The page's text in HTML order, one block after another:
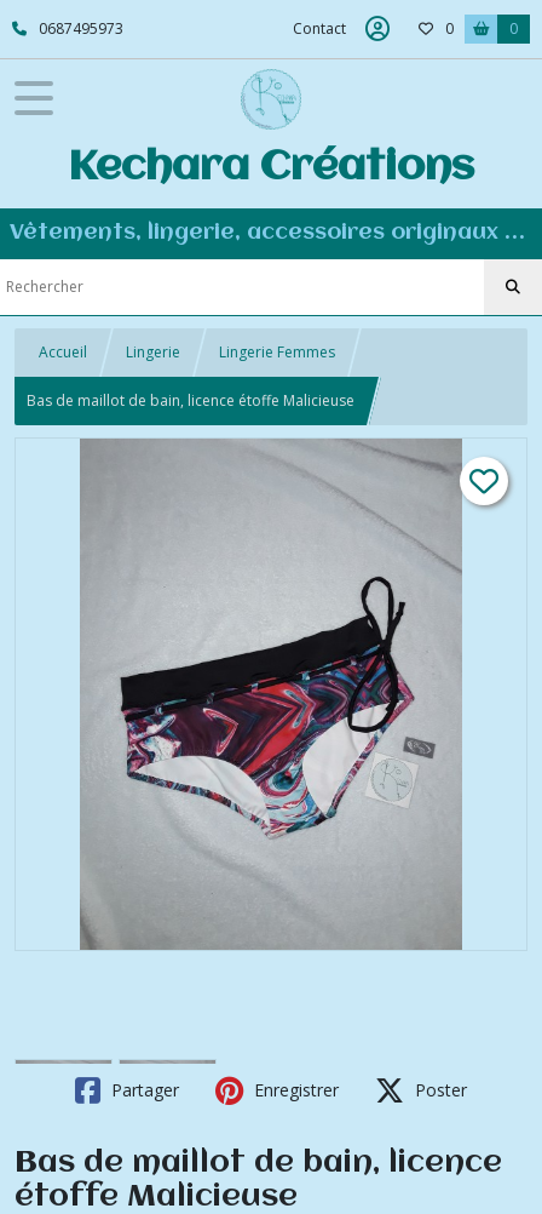
0687495973 Contact 0 0
Kechara Créations
Vêtements, lingerie, accessoires originaux et personnalisés - Couture éco-responsable
Accueil Lingerie Lingerie Femmes
Bas de maillot de bain, licence étoffe Malicieuse
Partager Enregistrer Poster
Bas de maillot de bain, licence
étoffe Malicieuse